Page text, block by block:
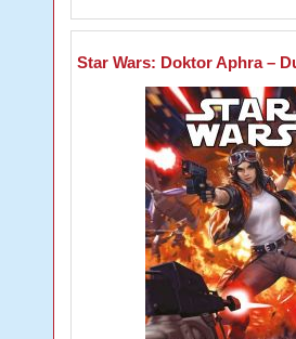
Star Wars: Doktor Aphra –